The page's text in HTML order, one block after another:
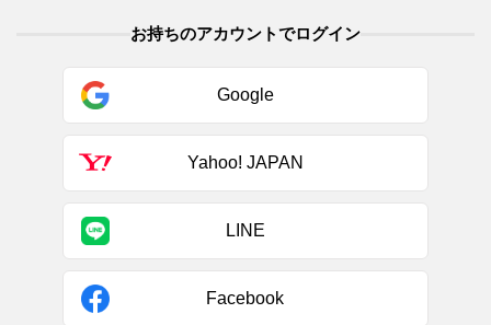
お持ちのアカウントでログイン
Google
Yahoo! JAPAN
LINE
Facebook